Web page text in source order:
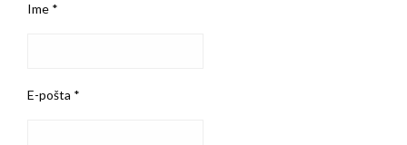
Ime *
E-pošta *